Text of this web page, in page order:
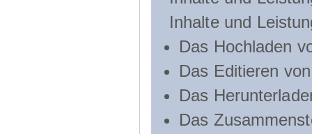
Inhalte und
Das Hochladen
Das Editieren
Das
Das